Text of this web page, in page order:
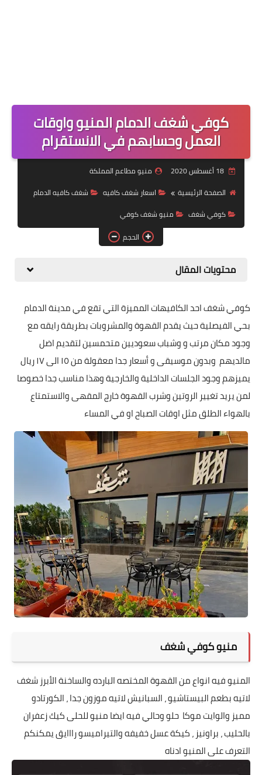
كوفي شغف الدمام المنيو واوقات
العمل وحسابهم في الانستقرام
18 أغسطس 2020
منيو مطاعم المملكة
الصفحة الرئيسية
اسعار شغف كافيه
شغف كافيه الدمام
كوفي شغف
منيو شغف كوفي
الحجم
محتويات المقال
كوفي شغف احد الكافيهات المميزة التي تقع في مدينة الدمام
بحي الفيصلية حيث يقدم القهوة والمشروبات بطريقة رايقه مع
وجود مكان مرتب و وشباب سعوديين متحمسين لتقديم اضل
مالديهم وبدون موسيقى و أسعار جدا معقولة من ١٥ الى ١٧ ريال
‏يميزهم وجود الجلسات الداخلية والخارجية وهذا مناسب جدا خصوصا
لمن يريد تغيير الروتين وشرب القهوة خارج المقهى والاستمتاع
بالهواء الطلق مثل اوقات الصباح او في المساء
منيو كوفي شغف
المنيو فيه انواع من القهوة المختصه البارده والساخنة الأبرز شغف
لاتيه بطعم البيستاشيو ، السبانيش لاتيه موزون جدا ، الكورتادو
مميز والوايت موكا حلو وحالي فيه ايضا منيو للحلى كيك زعفران
بالحليب ، براونيز ، كيكة عسل خفيفه والتيراميسو رااايق يمكنكم
التعرف على المنيو ادناه